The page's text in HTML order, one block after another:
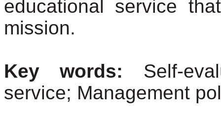
educational service
mission.
Key words: Self-
service; Management